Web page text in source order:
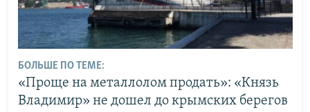
БОЛЬШЕ ПО ТЕМЕ:
«Проще на металлолом продать»: «Князь
Владимир» не дошел до крымских берегов